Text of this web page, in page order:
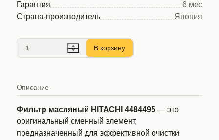
Гарантия
6 мес
Страна-производитель
Япония
В корзину
Описание
Фильтр масляный HITACHI 4484495 — это
оригинальный сменный элемент,
предназначенный для эффективной очистки